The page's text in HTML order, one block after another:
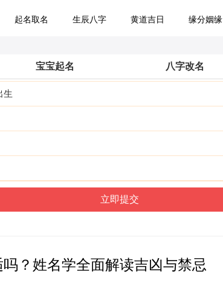
起名取名 生辰八字 黄道吉日 缘分姻缘
宝宝起名 八字改名
生
吗？姓名学全面解读吉凶与禁忌